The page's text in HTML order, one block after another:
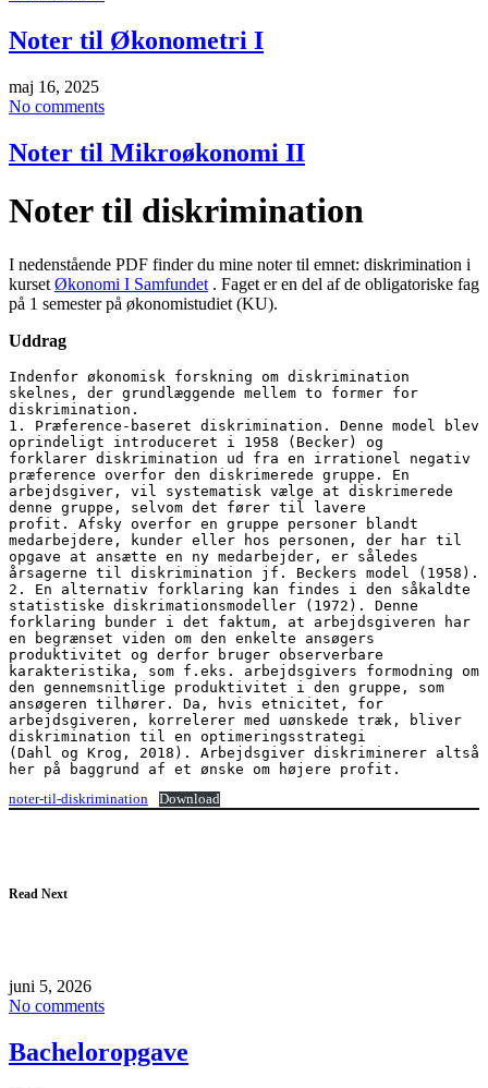
Noter til Økonometri I
maj 16, 2025
No comments
Noter til Mikroøkonomi II
Noter til diskrimination
I nedenstående PDF finder du mine noter til emnet: diskrimination i
kurset Økonomi I Samfundet . Faget er en del af de obligatoriske fag
på 1 semester på økonomistudiet (KU).
Uddrag
Indenfor økonomisk forskning om diskrimination
skelnes, der grundlæggende mellem to former for
diskrimination.
1. Præference-baseret diskrimination. Denne model blev
oprindeligt introduceret i 1958 (Becker) og
forklarer diskrimination ud fra en irrationel negativ
præference overfor den diskrimerede gruppe. En
arbejdsgiver, vil systematisk vælge at diskrimerede
denne gruppe, selvom det fører til lavere
profit. Afsky overfor en gruppe personer blandt
medarbejdere, kunder eller hos personen, der har til
opgave at ansætte en ny medarbejder, er således
årsagerne til diskrimination jf. Beckers model (1958).
2. En alternativ forklaring kan findes i den såkaldte
statistiske diskrimationsmodeller (1972). Denne
forklaring bunder i det faktum, at arbejdsgiveren har
en begrænset viden om den enkelte ansøgers
produktivitet og derfor bruger observerbare
karakteristika, som f.eks. arbejdsgivers formodning om
den gennemsnitlige produktivitet i den gruppe, som
ansøgeren tilhører. Da, hvis etnicitet, for
arbejdsgiveren, korrelerer med uønskede træk, bliver
diskrimination til en optimeringsstrategi
(Dahl og Krog, 2018). Arbejdsgiver diskriminerer altså
her på baggrund af et ønske om højere profit.
noter-til-diskrimination Download
Read Next
juni 5, 2026
No comments
Bacheloropgave